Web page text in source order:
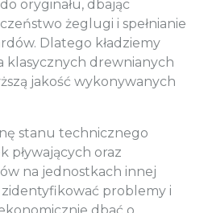
oryginału, dbając
żeglugi i spełnianie
Dlatego kładziemy
klasycznych drewnianych
jakość wykonywanych
stanu technicznego
pływających oraz
na jednostkach innej
problemy i
dbać o